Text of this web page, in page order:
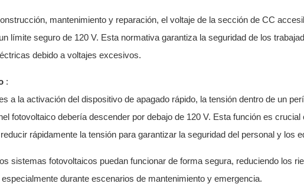
mantenimiento y reparación, el voltaje de la sección de CC
límite seguro de 120 V. Esta normativa garantiza la seguridad de los
debido a voltajes excesivos.
:
a la activación del dispositivo de apagado rápido, la tensión dentro de un
fotovoltaico debería descender por debajo de 120 V. Esta función es crucial
rápidamente la tensión para garantizar la seguridad del personal y los
sistemas fotovoltaicos puedan funcionar de forma segura, reduciendo los
durante escenarios de mantenimiento y emergencia.